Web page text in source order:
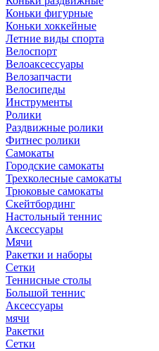
Коньки фигурные
Коньки хоккейные
Летние виды спорта
Велоспорт
Велоаксессуары
Велозапчасти
Велосипеды
Инструменты
Ролики
Раздвижные ролики
Фитнес ролики
Самокаты
Городские самокаты
Трехколесные самокаты
Трюковые самокаты
Скейтбординг
Настольный теннис
Аксессуары
Мячи
Ракетки и наборы
Сетки
Теннисные столы
Большой теннис
Аксессуары
мячи
Ракетки
Сетки